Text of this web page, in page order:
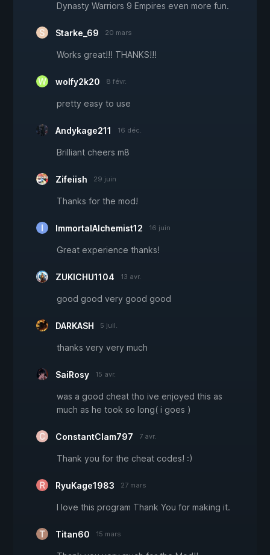
Dynasty Warriors 9 Empires even more fun.
Starke_69 20 mars
Works great!!! THANKS!!!
wolfy2k20 8 févr.
pretty easy to use
Andykage211 16 déc.
Brilliant cheers m8
Zifeiish 29 juin
Thanks for the mod!
ImmortalAlchemist12 16 juin
Great experience thanks!
ZUKICHU1104 13 avr.
good good very good good
DARKASH 5 juil.
thanks very very much
SaiRosy 15 avr.
was a good cheat tho ive enjoyed this as
much as he took so long( i goes )
ConstantClam797 7 avr.
Thank you for the cheat codes! :)
RyuKage1983 27 mars
I love this program Thank You for making it.
Titan60 15 mars